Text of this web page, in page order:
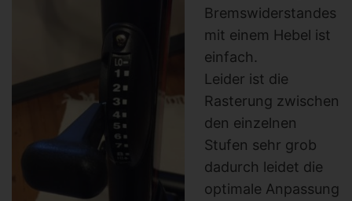
Bremswiderstandes
mit einem Hebel ist
einfach.
Leider ist die
Rasterung zwischen
den einzelnen
Stufen sehr grob
dadurch leidet die
optimale Anpassung